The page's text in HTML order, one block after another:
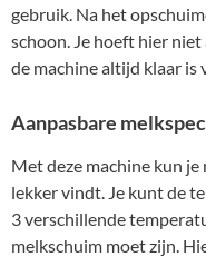
gebruik. Na het
schoon. Je hoeft hier
de machine altijd klaar is
Aanpasbare
Met deze machine kun
lekker vindt. Je kunt de
3 verschillende
melkschuim moet zijn.